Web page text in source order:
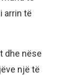
arrin të
dhe nëse
një të